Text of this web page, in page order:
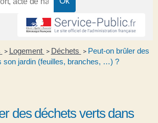
> Logement > Déchets > Peut-on brûler des
son jardin (feuilles, branches, …) ?
des déchets verts dans